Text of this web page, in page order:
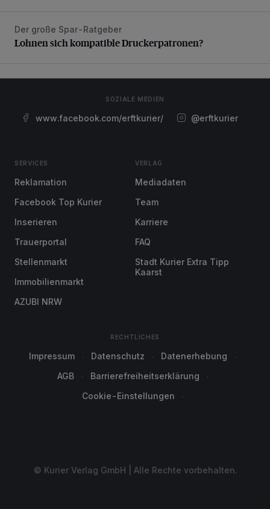
Lohnen sich kompatible Druckerpatronen?
Der große Spar-Ratgeber
Lohnen sich kompatible Druckerpatronen?
SOZIALE MEDIEN
www.facebook.com/erftkurier/ @erftkurier
SERVICES
Reklamation
Facebook Top Kurier
Inserieren
Trauerportal
Stellenmarkt
Immobilienmarkt
AZUBI NRW
VERLAG
Mediadaten
Team
Karriere
FAQ
Stadt Kurier Extra Tipp
Kaarst
RECHTLICHES
Impressum Datenschutz
Datenerhebung
AGB
Barrierefreiheitserklärung
Cookie-Einstellungen
© Kurier Verlag GmbH | Alle Rechte vorbehalten.